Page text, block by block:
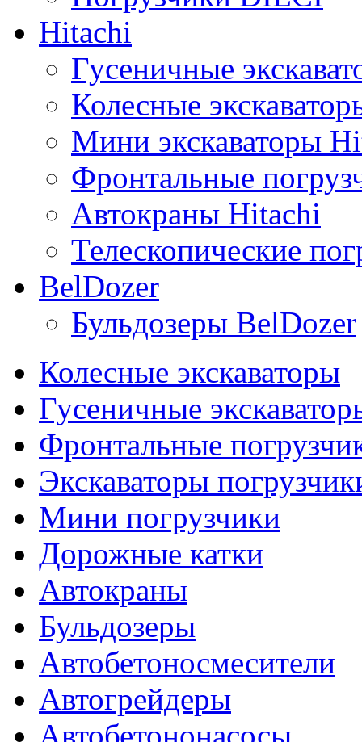
Hitachi
Гусеничные
Колесные
Мини экскаваторы
Фронтальные
Автокраны Hitachi
Телескопические
BelDozer
Бульдозеры BelDozer
Колесные экскаваторы
Гусеничные
Фронтальные
Экскаваторы
Мини погрузчики
Дорожные катки
Автокраны
Бульдозеры
Автобетоносмесители
Автогрейдеры
Автобетононасосы